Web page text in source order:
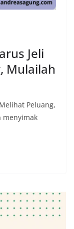
Jeli
Mulailah
Peluang,
menyimak